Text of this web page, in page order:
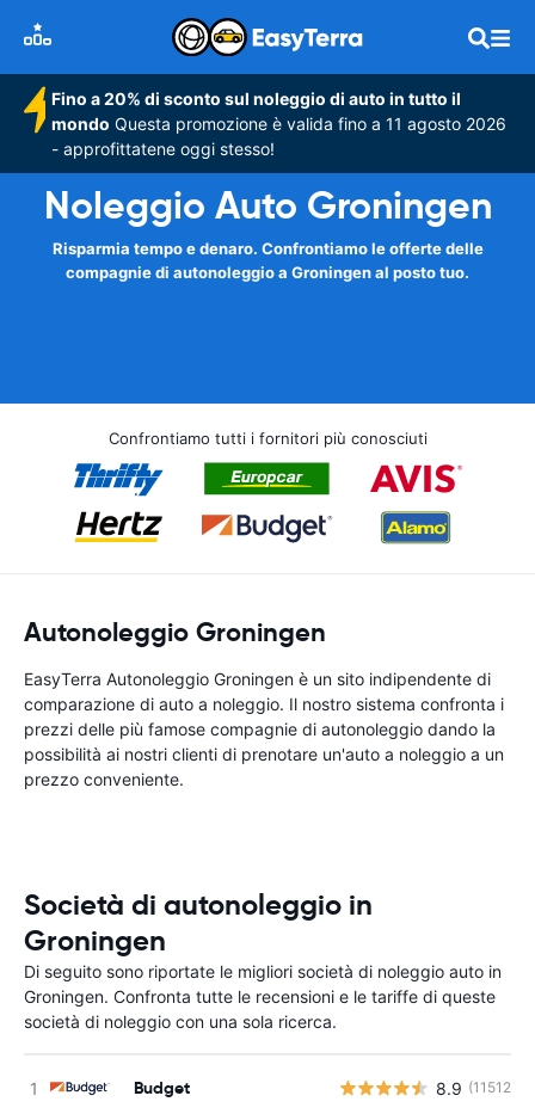
Fino a 20% di sconto sul noleggio di auto in tutto il
mondo Questa promozione è valida fino a 11 agosto 2026
- approfittatene oggi stesso!
Noleggio Auto Groningen
Risparmia tempo e denaro. Confrontiamo le offerte delle
compagnie di autonoleggio a Groningen al posto tuo.
Confrontiamo tutti i fornitori più conosciuti
Autonoleggio Groningen
EasyTerra Autonoleggio Groningen è un sito indipendente di
comparazione di auto a noleggio. Il nostro sistema confronta i
prezzi delle più famose compagnie di autonoleggio dando la
possibilità ai nostri clienti di prenotare un'auto a noleggio a un
prezzo conveniente.
Società di autonoleggio in
Groningen
Di seguito sono riportate le migliori società di noleggio auto in
Groningen. Confronta tutte le recensioni e le tariffe di queste
società di noleggio con una sola ricerca.
Budget 8.9 (11512)